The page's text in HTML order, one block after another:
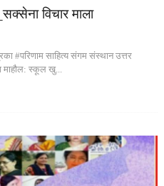
विचार माला
#परिणाम साहित्य संगम संस्थान उत्तर
माहौल: स्कूल खु...